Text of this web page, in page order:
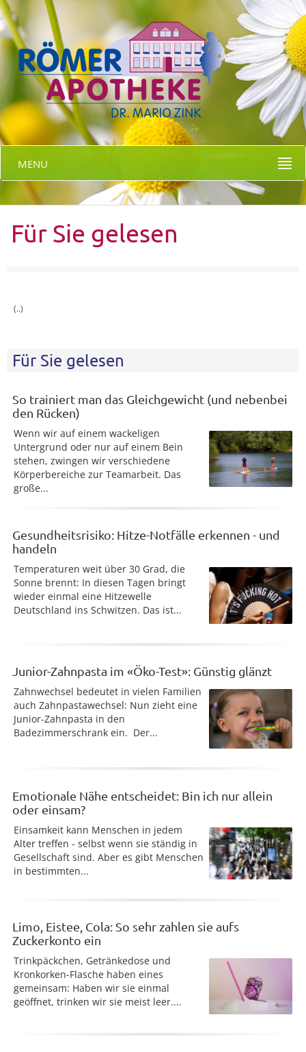
MENU
Für Sie gelesen
(..)
Für Sie gelesen
So trainiert man das Gleichgewicht (und nebenbei
den Rücken)
Wenn wir auf einem wackeligen
Untergrund oder nur auf einem Bein
stehen, zwingen wir verschiedene
Körperbereiche zur Teamarbeit. Das
große...
Gesundheitsrisiko: Hitze-Notfälle erkennen - und
handeln
Temperaturen weit über 30 Grad, die
Sonne brennt: In diesen Tagen bringt
wieder einmal eine Hitzewelle
Deutschland ins Schwitzen. Das ist...
Junior-Zahnpasta im «Öko-Test»: Günstig glänzt
Zahnwechsel bedeutet in vielen Familien
auch Zahnpastawechsel: Nun zieht eine
Junior-Zahnpasta in den
Badezimmerschrank ein. Der...
Emotionale Nähe entscheidet: Bin ich nur allein
oder einsam?
Einsamkeit kann Menschen in jedem
Alter treffen - selbst wenn sie ständig in
Gesellschaft sind. Aber es gibt Menschen
in bestimmten...
Limo, Eistee, Cola: So sehr zahlen sie aufs
Zuckerkonto ein
Trinkpäckchen, Getränkedose und
Kronkorken-Flasche haben eines
gemeinsam: Haben wir sie einmal
geöffnet, trinken wir sie meist leer....